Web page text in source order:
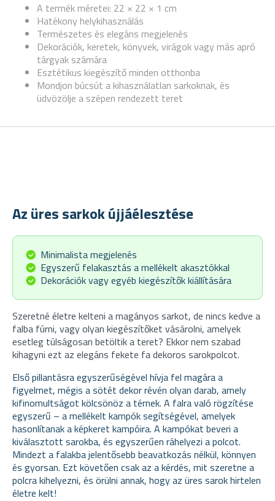
A termék méretei: 22 × 22 × 1 cm
Hatékony helykihasználás
Természetes és elegáns megjelenés
Dekorációk, keretek, könyvek, virágok vagy más apró
tárgyak számára
Esztétikus kiegészítő minden otthonba
Mondjon búcsút a kihasználatlan sarkoknak, és
üdvözölje a szépen rendezett teret
Az üres sarkok újjáélesztése
Minimalista megjelenés
Egyszerű felakasztás a mellékelt akasztókkal
Dekorációk vagy egyéb kiegészítők kiállítására
Szeretné életre kelteni a magányos sarkot, de nincs kedve a
falba fúrni, vagy olyan kiegészítőket vásárolni, amelyek
esetleg túlságosan betöltik a teret? Ekkor nem szabad
kihagyni ezt az elegáns fekete fa dekoros sarokpolcot.
Első pillantásra egyszerűségével hívja fel magára a
figyelmet, mégis a sötét dekor révén olyan darab, amely
kifinomultságot kölcsönöz a térnek. A falra való rögzítése
egyszerű – a mellékelt kampók segítségével, amelyek
hasonlítanak a képkeret kampóira. A kampókat beveri a
kiválasztott sarokba, és egyszerűen ráhelyezi a polcot.
Mindezt a falakba jelentősebb beavatkozás nélkül, könnyen
és gyorsan. Ezt követően csak az a kérdés, mit szeretne a
polcra kihelyezni, és örülni annak, hogy az üres sarok hirtelen
életre kelt!